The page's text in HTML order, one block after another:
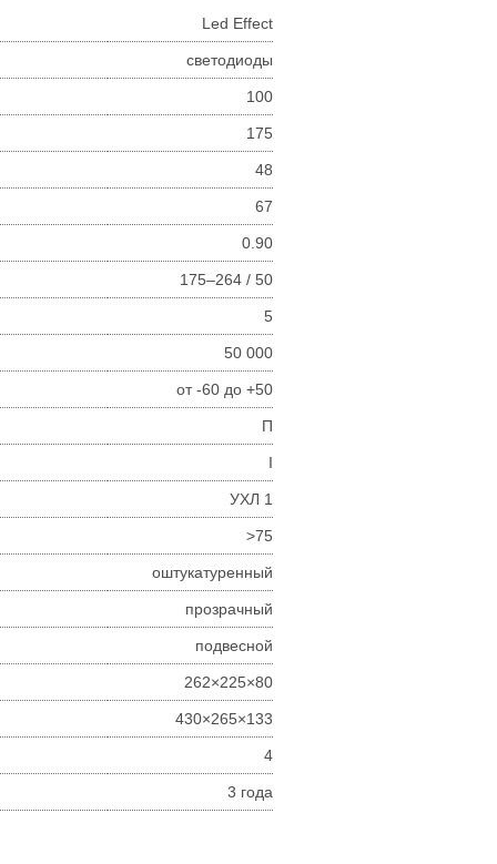
Led Effect
светодиоды
100
175
48
67
0.90
175–264 / 50
5
50 000
от -60 до +50
П
I
УХЛ 1
>75
оштукатуренный
прозрачный
подвесной
262×225×80
430×265×133
4
3 года